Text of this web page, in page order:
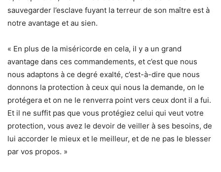
sauvegarder l’esclave fuyant la terreur de son maître est à
notre avantage et au sien.
« En plus de la miséricorde en cela, il y a un grand
avantage dans ces commandements, et c’est que nous
nous adaptons à ce degré exalté, c’est-à-dire que nous
donnons la protection à ceux qui nous la demande, on le
protégera et on ne le renverra point vers ceux dont il a fui.
Et il ne suffit pas que vous protégiez celui qui veut votre
protection, vous avez le devoir de veiller à ses besoins, de
lui accorder le mieux et le meilleur, et de ne pas le blesser
par vos propos. »